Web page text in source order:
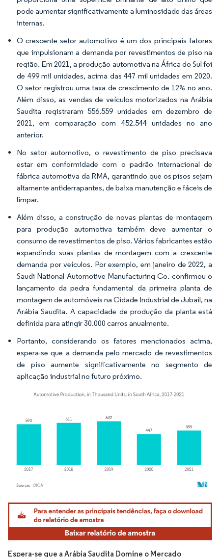
pode aumentar significativamente a luminosidade das áreas
internas.
O crescente setor automotivo é um dos principais fatores
que impulsionam a demanda por revestimentos de piso na
região. Em 2021, a produção automotiva na África do Sul foi
de 499 mil unidades, acima das 447 mil unidades em 2020.
O setor registrou uma taxa de crescimento de 12% no ano.
Além disso, as vendas de veículos motorizados na Arábia
Saudita registraram 556.559 unidades em dezembro de
2021, em comparação com 452.544 unidades no ano
anterior.
No setor automotivo, o revestimento de piso precisava
estar em conformidade com o padrão internacional de
fábrica automotiva da RMA, garantindo que os pisos sejam
altamente antiderrapantes, de baixa manutenção e fáceis de
limpar.
Além disso, a construção de novas plantas de montagem
para produção automotiva também deve aumentar o
consumo de revestimentos de piso. Vários fabricantes estão
expandindo suas plantas de montagem com a crescente
demanda por veículos. Por exemplo, em janeiro de 2022, a
Saudi National Automotive Manufacturing Co. confirmou o
lançamento da pedra fundamental da primeira planta de
montagem de automóveis na Cidade Industrial de Jubail, na
Arábia Saudita. A capacidade de produção da planta está
definida para atingir 30.000 carros anualmente.
Portanto, considerando os fatores mencionados acima,
espera-se que a demanda pelo mercado de revestimentos
de piso aumente significativamente no segmento de
aplicação industrial no futuro próximo.
Imagem © Mordor Intelligence. O reuso requer atribuição conforme CC BY 4.0.
Espera-se que a Arábia Saudita Domine o Mercado